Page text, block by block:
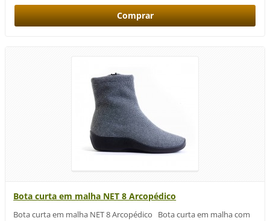
Bota curta em malha NET 8 Arcopédico
Bota curta em malha NET 8 Arcopédico Bota curta em malha com